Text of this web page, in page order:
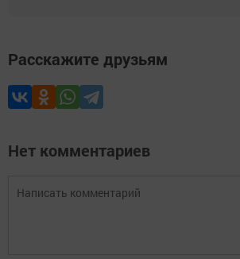
Расскажите друзьям
Нет комментариев